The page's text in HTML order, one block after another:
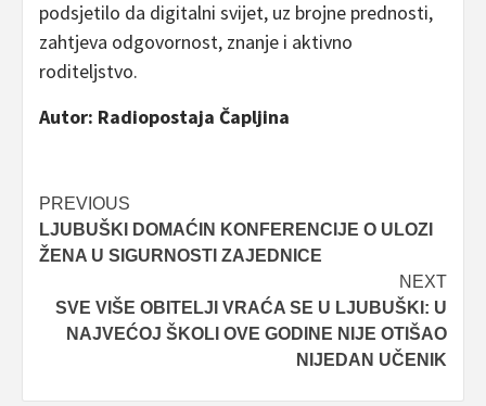
podsjetilo da digitalni svijet, uz brojne prednosti,
zahtjeva odgovornost, znanje i aktivno
roditeljstvo.
Autor: Radiopostaja Čapljina
Post
navigation
PREVIOUS
LJUBUŠKI DOMAĆIN KONFERENCIJE O ULOZI
ŽENA U SIGURNOSTI ZAJEDNICE
NEXT
SVE VIŠE OBITELJI VRAĆA SE U LJUBUŠKI: U
NAJVEĆOJ ŠKOLI OVE GODINE NIJE OTIŠAO
NIJEDAN UČENIK